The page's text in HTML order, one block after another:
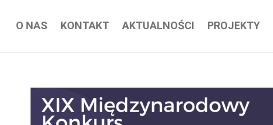
O NAS KONTAKT AKTUALNOŚCI PROJEKTY